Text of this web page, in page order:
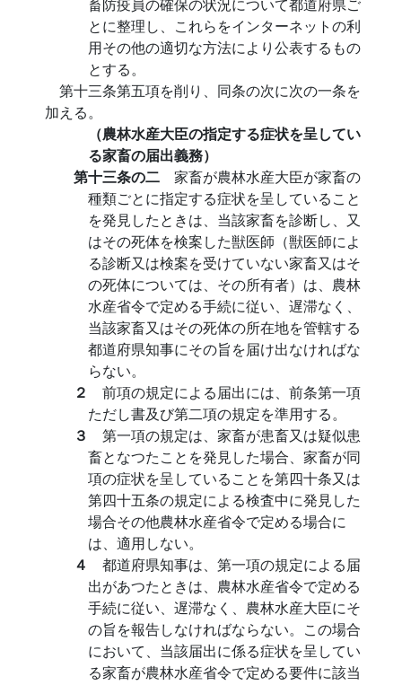
とに整理し、これらをインターネットの利
用その他の適切な方法により公表するもの
とする。
第十三条第五項を削り、同条の次に次の一条を
加える。
（農林水産大臣の指定する症状を呈してい
る家畜の届出義務）
第十三条の二 家畜が農林水産大臣が家畜の
種類ごとに指定する症状を呈していること
を発見したときは、当該家畜を診断し、又
はその死体を検案した獣医師（獣医師によ
る診断又は検案を受けていない家畜又はそ
の死体については、その所有者）は、農林
水産省令で定める手続に従い、遅滞なく、
当該家畜又はその死体の所在地を管轄する
都道府県知事にその旨を届け出なければな
らない。
２ 前項の規定による届出には、前条第一項
ただし書及び第二項の規定を準用する。
３ 第一項の規定は、家畜が患畜又は疑似患
畜となつたことを発見した場合、家畜が同
項の症状を呈していることを第四十条又は
第四十五条の規定による検査中に発見した
場合その他農林水産省令で定める場合に
は、適用しない。
４ 都道府県知事は、第一項の規定による届
出があつたときは、農林水産省令で定める
手続に従い、遅滞なく、農林水産大臣にそ
の旨を報告しなければならない。この場合
において、当該届出に係る症状を呈してい
る家畜が農林水産省令で定める要件に該当